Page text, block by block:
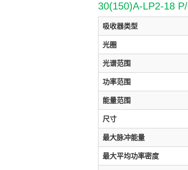
30(150)A-LP2-18
吸收器类型
光圈
光谱范围
功率范围
能量范围
尺寸
最大脉冲能量
最大平均功率密度